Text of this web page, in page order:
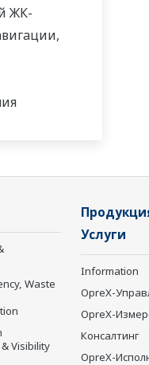
ЖК-
панели.
Waste
Visibility
Услуги
Information
OpreX-
OpreX-
Консалтинг
OpreX-